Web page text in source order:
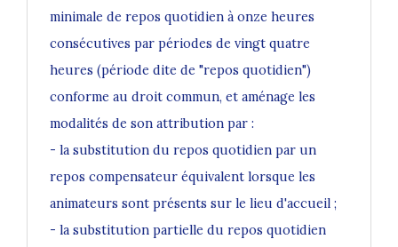
minimale de repos quotidien à onze heures
consécutives par périodes de vingt quatre
heures (période dite de "repos quotidien")
conforme au droit commun, et aménage les
modalités de son attribution par :
- la substitution du repos quotidien par un
repos compensateur équivalent lorsque les
animateurs sont présents sur le lieu d'accueil ;
- la substitution partielle du repos quotidien